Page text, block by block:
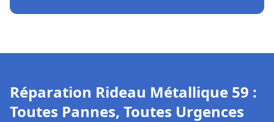
Réparation Rideau Métallique 59 :
Toutes Pannes, Toutes Urgences